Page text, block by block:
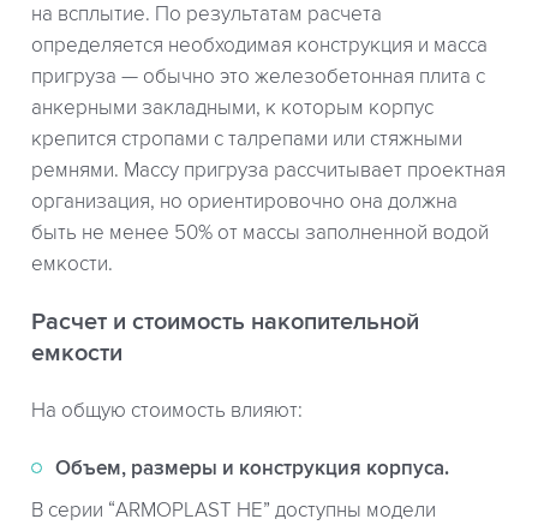
на всплытие. По результатам расчета
определяется необходимая конструкция и масса
пригруза — обычно это железобетонная плита с
анкерными закладными, к которым корпус
крепится стропами с талрепами или стяжными
ремнями. Массу пригруза рассчитывает проектная
организация, но ориентировочно она должна
быть не менее 50% от массы заполненной водой
емкости.
Расчет и стоимость накопительной
емкости
На общую стоимость влияют:
Объем, размеры и конструкция корпуса.
В серии “ARMOPLAST HE” доступны модели